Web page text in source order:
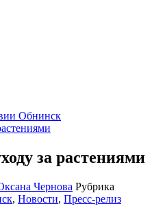
Обнинск
за растениями
Чернова Рубрика
, Новости, Пресс-релиз